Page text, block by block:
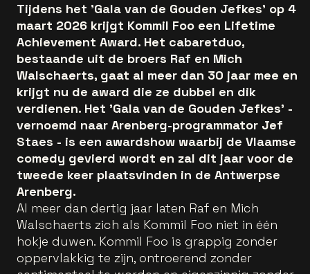
Tijdens het 'Gala van de Gouden Jefkes' op 4
maart 2026 krijgt Kommil Foo een Lifetime
Achievement Award. Het cabaretduo,
bestaande uit de broers Raf en Mich
Walschaerts, gaat al meer dan 30 jaar mee en
krijgt nu de award die ze dubbel en dik
verdienen. Het 'Gala van de Gouden Jefkes' -
vernoemd naar Arenberg-programmator Jef
Staes - is een awardshow waarbij de Vlaamse
comedy gevierd wordt en zal dit jaar voor de
tweede keer plaatsvinden in de Antwerpse
Arenberg.
Al meer dan dertig jaar laten Raf en Mich
Walschaerts zich als Kommil Foo niet in één
hokje duwen. Kommil Foo is grappig zonder
oppervlakkig te zijn, ontroerend zonder